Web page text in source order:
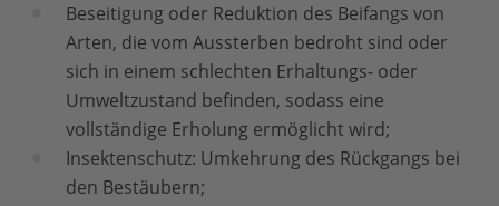
Beseitigung oder Reduktion des Beifangs von
Arten, die vom Aussterben bedroht sind oder
sich in einem schlechten Erhaltungs- oder
Umweltzustand befinden, sodass eine
vollständige Erholung ermöglicht wird;
Insektenschutz: Umkehrung des Rückgangs bei
den Bestäubern;